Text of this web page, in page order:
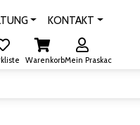
KONTAKT
WarenkorbMein Praskac